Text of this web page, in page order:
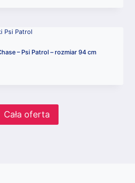
– Psi Patrol – rozmiar 94 cm
Cała oferta